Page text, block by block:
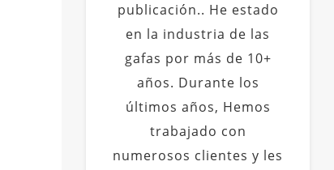
publicación.. He estado
en la industria de las
gafas por más de 10+
años. Durante los
últimos años, Hemos
trabajado con
numerosos clientes y les